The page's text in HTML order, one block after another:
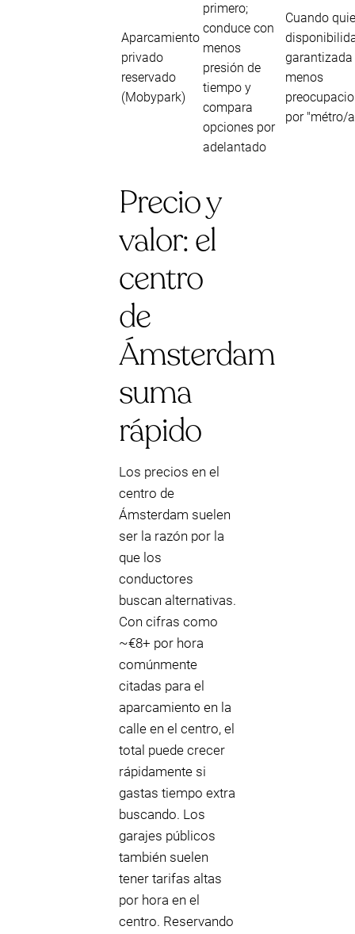
Aparcamiento
privado
reservado
(Mobypark)
primero;
conduce con
menos
presión de
tiempo y
compara
opciones por
adelantado
Cuando
garantizada
menos
por "métro/
Precio y
valor: el
centro
de
Ámsterdam
suma
rápido
Los precios en el
centro de
Ámsterdam suelen
ser la razón por la
que los
conductores
buscan alternativas.
Con cifras como
~€8+ por hora
comúnmente
citadas para el
aparcamiento en la
calle en el centro, el
total puede crecer
rápidamente si
gastas tiempo extra
buscando. Los
garajes públicos
también suelen
tener tarifas altas
por hora en el
centro. Reservando